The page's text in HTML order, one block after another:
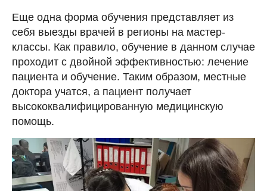
Еще одна форма обучения представляет из
себя выезды врачей в регионы на мастер-
классы. Как правило, обучение в данном случае
проходит с двойной эффективностью: лечение
пациента и обучение. Таким образом, местные
доктора учатся, а пациент получает
высококвалифицированную медицинскую
помощь.